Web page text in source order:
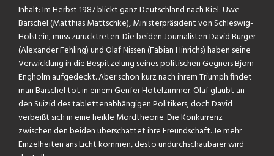
Inhalt: Im Herbst 1987 blickt ganz Deutschland nach Kiel: Uwe
Barschel (Matthias Mattschke), Ministerpräsident von Schleswig-
Holstein, muss zurücktreten. Die beiden Journalisten David Burger
(Alexander Fehling) und Olaf Nissen (Fabian Hinrichs) haben seine
Verwicklung in die Bespitzelung seines politischen Gegners Björn
Engholm aufgedeckt. Aber schon kurz nach ihrem Triumph findet
man Barschel tot in einem Genfer Hotelzimmer. Olaf glaubt an
den Suizid des tablettenabhängigen Politikers, doch David
verbeißt sich in eine heikle Mordtheorie. Die Konkurrenz
zwischen den beiden überschattet ihre Freundschaft. Je mehr
Einzelheiten ans Licht kommen, desto undurchschaubarer wird